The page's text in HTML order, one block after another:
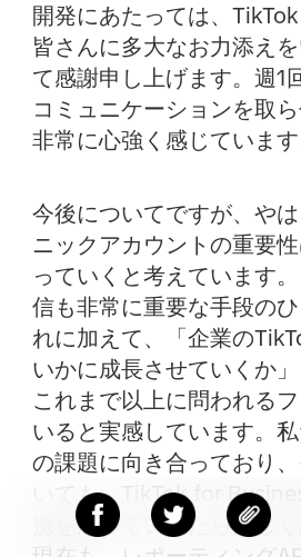
開発にあたっては、
皆さんに多大なお力添え
て感謝申し上げます。週1
コミュニケーションを取ら
非常に心強く感じています
今後についてですが、や
ニックアカウントの重要
っていくと考えています
信も非常に重要な手段の
れに加えて、「企業の
いかに成長させていくか」
これまで以上に問われる
いると実感しています。
の課題に向き合っており
いても、TikTok for
携を深めていけたら嬉し